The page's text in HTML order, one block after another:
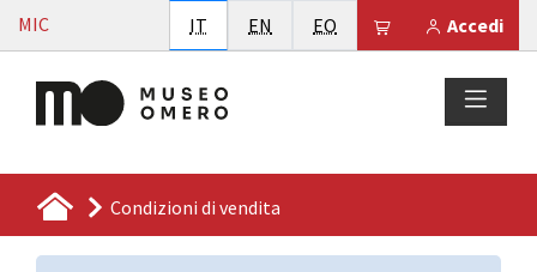
Vai al contenuto
MIC Accedi
Il tuo carrello è
IT Italiano
EN English
EO Esperanto
Condizioni di vendita